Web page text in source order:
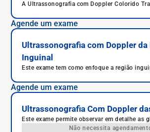
A Ultrassonografia com Doppler Colorido
com imagens detalhadas e análise do fluxo
essencial para o diagnóstico de diversas
Agende um exame
Ultrassonografia com Doppler da
Inguinal
Este exame tem como enfoque a região
Agende um exame
Ultrassonografia Com Doppler
Este exame permite observar em detalhe as
parótidas do paciente, responsáveis pela
Não necessita